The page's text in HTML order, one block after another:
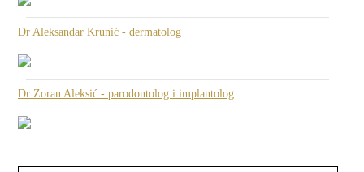
Dr Aleksandar Krunić - dermatolog
Dr Zoran Aleksić - parodontolog i implantolog